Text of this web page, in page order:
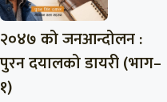
२०४७ को जनआन्दोलन :
पुरन दयालको डायरी (भाग–
१)